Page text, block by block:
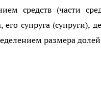
средств (части
его супруга (супруги),
размера